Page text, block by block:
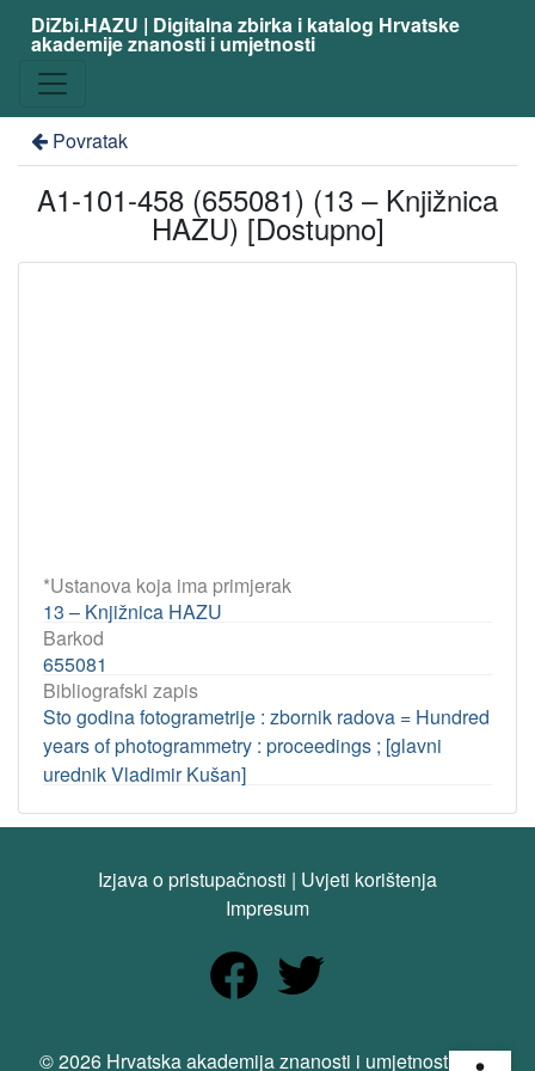
DiZbi.HAZU | Digitalna zbirka i katalog Hrvatske
akademije znanosti i umjetnosti
Povratak
A1-101-458 (655081) (13 – Knjižnica
HAZU) [Dostupno]
*Ustanova koja ima primjerak
13 – Knjižnica HAZU
Barkod
655081
Bibliografski zapis
Sto godina fotogrametrije : zbornik radova = Hundred
years of photogrammetry : proceedings ; [glavni
urednik Vladimir Kušan]
Izjava o pristupačnosti | Uvjeti korištenja
Impresum
© 2026 Hrvatska akademija znanosti i umjetnosti. Sva